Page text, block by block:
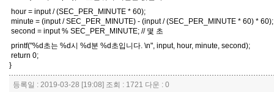
hour = input / (SEC_PER_MINUTE * 60);
minute = (input / SEC_PER_MINUTE) - (input / (SEC_PER_MINUTE * 60) *
second = input % SEC_PER_MINUTE; // 몇 초
printf("%d초는 %d시 %d분 %d초입니다. \n", input, hour, minute, second);
return 0;
}
등록일 : 2019-03-28 [19:08] 조회 : 1721 다운 : 0